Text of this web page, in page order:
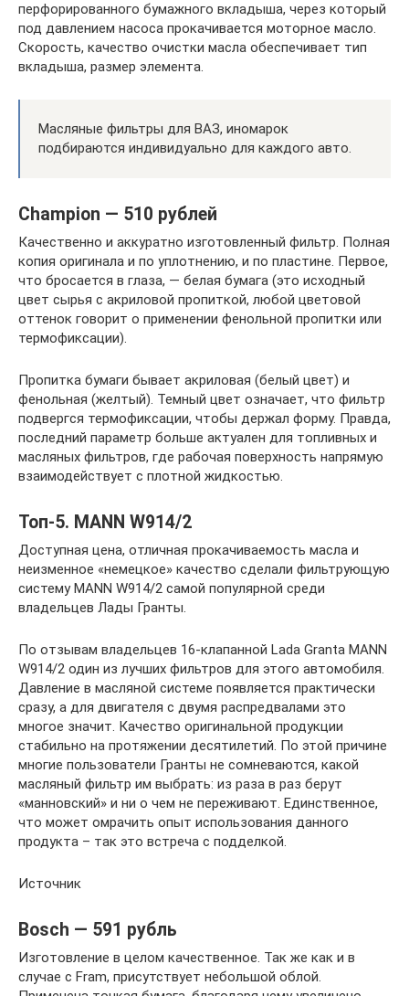
перфорированного бумажного вкладыша, через который
под давлением насоса прокачивается моторное масло.
Скорость, качество очистки масла обеспечивает тип
вкладыша, размер элемента.
Масляные фильтры для ВАЗ, иномарок
подбираются индивидуально для каждого авто.
Champion — 510 рублей
Качественно и аккуратно изготовленный фильтр. Полная
копия оригинала и по уплотнению, и по пластине. Первое,
что бросается в глаза, — белая бумага (это исходный
цвет сырья с акриловой пропиткой, любой цветовой
оттенок говорит о применении фенольной пропитки или
термофиксации).
Пропитка бумаги бывает акриловая (белый цвет) и
фенольная (желтый). Темный цвет означает, что фильтр
подвергся термофиксации, чтобы держал форму. Правда,
последний параметр больше актуален для топливных и
масляных фильтров, где рабочая поверхность напрямую
взаимодействует с плотной жидкостью.
Топ-5. MANN W914/2
Доступная цена, отличная прокачиваемость масла и
неизменное «немецкое» качество сделали фильтрующую
систему MANN W914/2 самой популярной среди
владельцев Лады Гранты.
По отзывам владельцев 16-клапанной Lada Granta MANN
W914/2 один из лучших фильтров для этого автомобиля.
Давление в масляной системе появляется практически
сразу, а для двигателя с двумя распредвалами это
многое значит. Качество оригинальной продукции
стабильно на протяжении десятилетий. По этой причине
многие пользователи Гранты не сомневаются, какой
масляный фильтр им выбрать: из раза в раз берут
«манновский» и ни о чем не переживают. Единственное,
что может омрачить опыт использования данного
продукта – так это встреча с подделкой.
Источник
Bosch — 591 рубль
Изготовление в целом качественное. Так же как и в
случае с Fram, присутствует небольшой облой.